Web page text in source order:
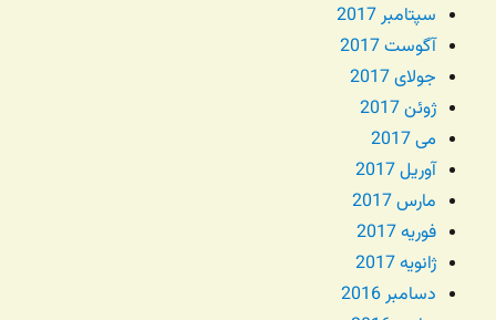
سپتامبر 2017
آگوست 2017
جولای 2017
ژوئن 2017
می 2017
آوریل 2017
مارس 2017
فوریه 2017
ژانویه 2017
دسامبر 2016